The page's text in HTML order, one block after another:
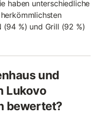
haben unterschiedliche
(94 %) und Grill (92 %)
und
Lukovo
bewertet?